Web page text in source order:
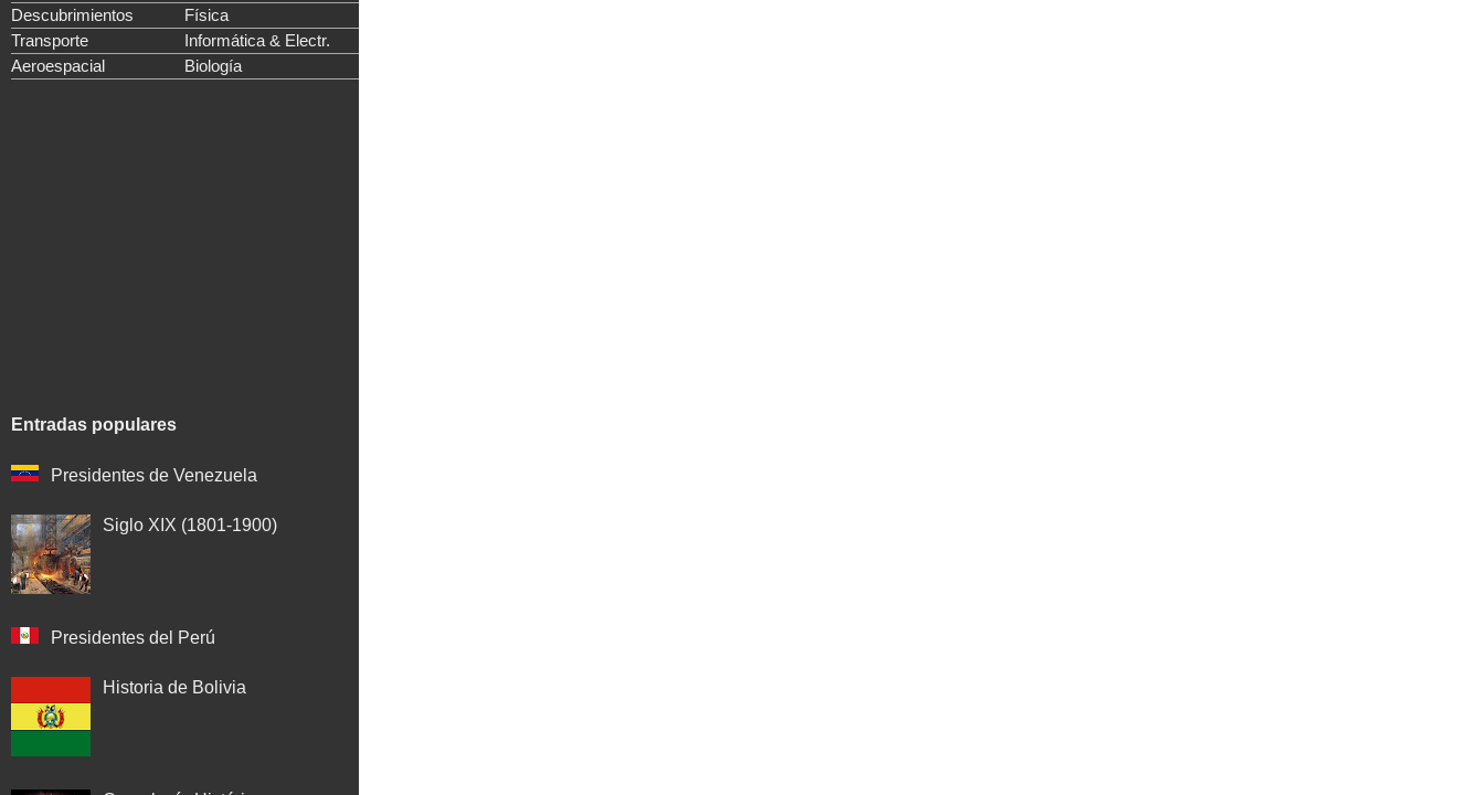
Descubrimientos
Física
Transporte
Informática & Electr.
Aeroespacial
Biología
Entradas populares
Presidentes de Venezuela
Siglo XIX (1801-1900)
Presidentes del Perú
Historia de Bolivia